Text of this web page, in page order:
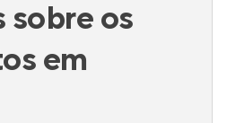
sobre os
em